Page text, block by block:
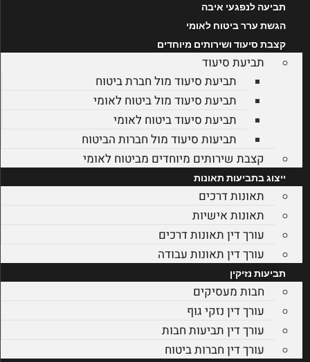
תביעה לנפגעי איבה
הגשת ערר ביטוח לאומי
קצבת סיעוד ושירותים מיוחדים
תביעת סיעוד
תביעת סיעוד מול חברת ביטוח
תביעת סיעוד מול ביטוח לאומי
תביעת סיעוד ביטוח לאומי
תביעות סיעוד מול חברות הביטוח
קצבת שירותים מיוחדים מביטוח לאומי
ייצוג בתביעות תאונות
תאונות דרכים
תאונות אישיות
עורך דין תאונות דרכים
עורך דין תאונות עבודה
תביעות נזיקין
חבות מעסיקים
עורך דין נזקי גוף
עורך דין תביעות חבות
עורך דין חברות ביטוח